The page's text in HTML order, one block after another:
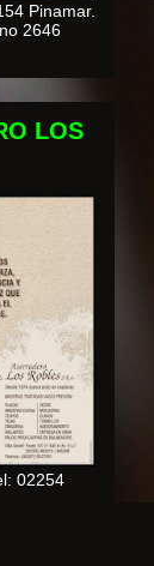
Pinamar.
2646
LOS
02254